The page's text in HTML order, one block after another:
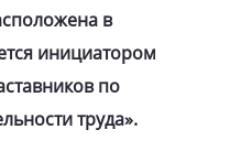
в
инициатором
по
труда».